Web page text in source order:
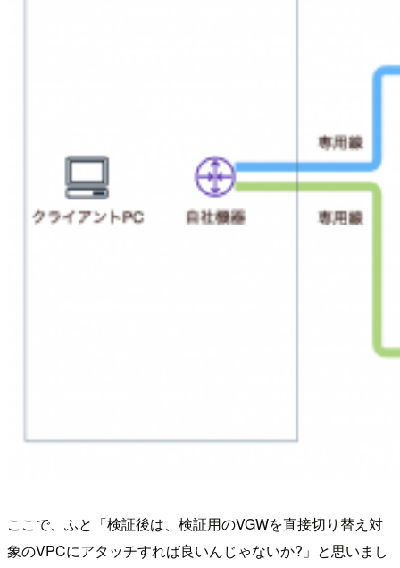
ここで、ふと「検証後は、検証用のVGWを直接切り替え対
象のVPCにアタッチすれば良いんじゃないか?」と思いまし